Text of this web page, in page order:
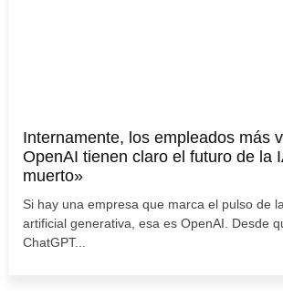
Internamente, los empleados más
OpenAI tienen claro el futuro de la
muerto»
Si hay una empresa que marca el pulso de
artificial generativa, esa es OpenAI. Desde
ChatGPT...